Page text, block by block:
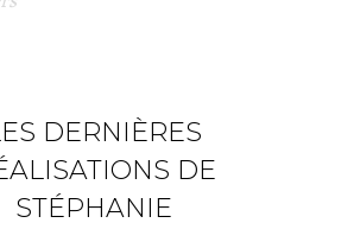
DERNIÈRES
DE
STÉPHANIE